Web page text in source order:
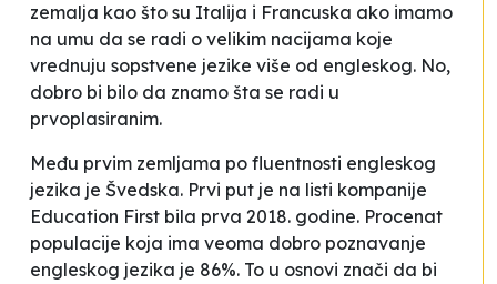
zemalja kao što su Italija i Francuska ako imamo
na umu da se radi o velikim nacijama koje
vrednuju sopstvene jezike više od engleskog. No,
dobro bi bilo da znamo šta se radi u
prvoplasiranim.
Među prvim zemljama po fluentnosti engleskog
jezika je Švedska. Prvi put je na listi kompanije
Education First bila prva 2018. godine. Procenat
populacije koja ima veoma dobro poznavanje
engleskog jezika je 86%. To u osnovi znači da bi